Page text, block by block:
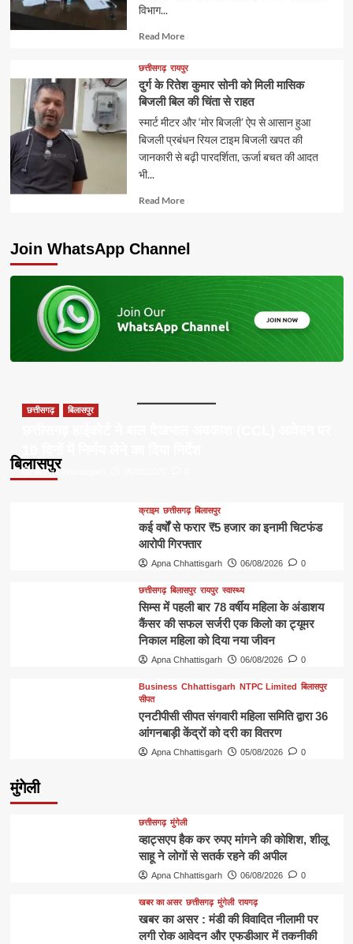
विभाग...
Read MoreRead
about
छत्तीसगढ़ रायपुर
दुर्ग के रितेश कुमार सोनी को मिली मासिक
बिजली बिल की चिंता से राहत
स्मार्ट मीटर और ‘मोर बिजली’ ऐप से आसान हुआ
बिजली प्रबंधन रियल टाइम बिजली खपत की
जानकारी से बढ़ी पारदर्शिता, ऊर्जा बचत की आदत
भी...
Read MoreRead
Join WhatsApp Channel
बिलासपुर
छत्तीसगढ़ बिलासपुर
Apna Chhattisgarh
क्राइम छत्तीसगढ़ बिलासपुर
कई वर्षों से फरार ₹5 हजार का इनामी चिटफंड
आरोपी गिरफ्तार
Apna Chhattisgarh 06/08/2026 0
छत्तीसगढ़ बिलासपुर रायपुर स्वास्थ्य
सिम्स में पहली बार 78 वर्षीय महिला के अंडाशय
कैंसर की सफल सर्जरी एक किलो का ट्यूमर
निकाल महिला को दिया नया जीवन
Apna Chhattisgarh 06/08/2026 0
Business Chhattisgarh NTPC Limited बिलासपुर
सीपत
एनटीपीसी सीपत संगवारी महिला समिति द्वारा 36
आंगनबाड़ी केंद्रों को दरी का वितरण
Apna Chhattisgarh 05/08/2026 0
मुंगेली
छत्तीसगढ़ मुंगेली
व्हाट्सएप हैक कर रुपए मांगने की कोशिश, शीलू
साहू ने लोगों से सतर्क रहने की अपील
Apna Chhattisgarh 06/08/2026 0
खबर का असर छत्तीसगढ़ मुंगेली रायगढ़
खबर का असर : मंडी की विवादित नीलामी पर
लगी रोक आवेदन और एफडीआर में तकनीकी